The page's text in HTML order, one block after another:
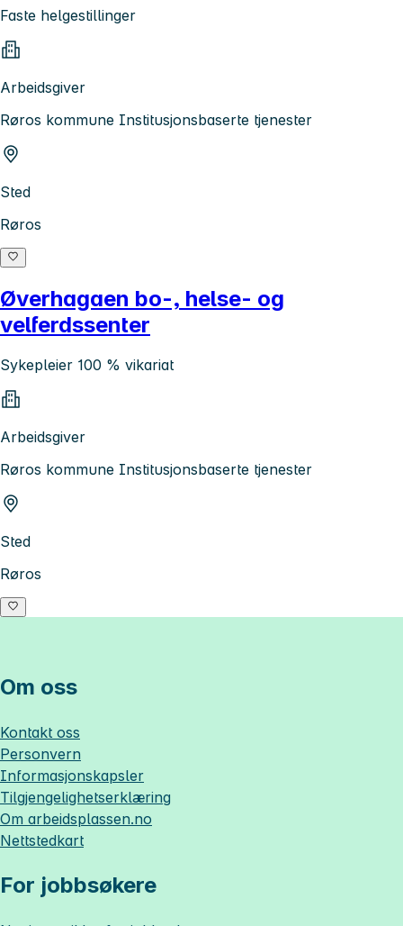
Faste helgestillinger
Arbeidsgiver
Røros kommune Institusjonsbaserte tjenester
Sted
Røros
Øverhagaen bo-, helse- og
velferdssenter
Sykepleier 100 % vikariat
Arbeidsgiver
Røros kommune Institusjonsbaserte tjenester
Sted
Røros
Om oss
Kontakt oss
Personvern
Informasjonskapsler
Tilgjengelighetserklæring
Om arbeidsplassen.no
Nettstedkart
For jobbsøkere